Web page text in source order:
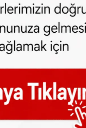
ayarları
kapsamlı
'Hesabınız